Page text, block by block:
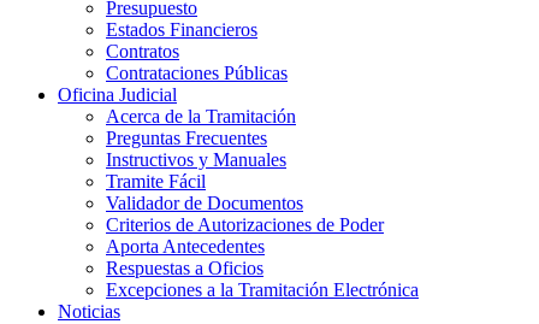
Presupuesto
Estados Financieros
Contratos
Contrataciones Públicas
Oficina Judicial
Acerca de la Tramitación
Preguntas Frecuentes
Instructivos y Manuales
Tramite Fácil
Validador de Documentos
Criterios de Autorizaciones de Poder
Aporta Antecedentes
Respuestas a Oficios
Excepciones a la Tramitación Electrónica
Noticias